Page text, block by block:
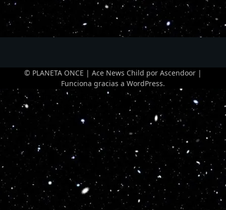
© PLANETA ONCE | Ace News Child por Ascendoor |
Funciona gracias a WordPress.
Optimized by Seraphinite Accelerator
Turns on site high speed to be attractive for people and search engines.